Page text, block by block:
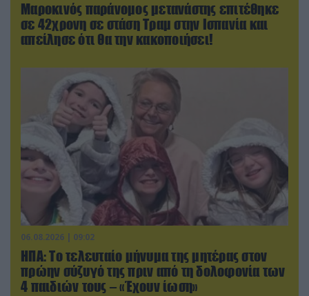
Μαροκινός παράνομος μετανάστης επιτέθηκε
σε 42χρονη σε στάση Τραμ στην Ισπανία και
απείλησε ότι θα την κακοποιήσει!
06.08.2026 | 09:02
ΗΠΑ: Το τελευταίο μήνυμα της μητέρας στον
πρώην σύζυγό της πριν από τη δολοφονία των
4 παιδιών τους – «Έχουν ίωση»